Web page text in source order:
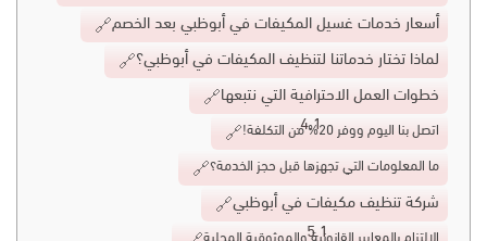
أسعار خدمات غسيل المكيفات في أبوظبي بعد الخصم
لماذا تختار خدماتنا لتنظيف المكيفات في أبوظبي؟
خطوات العمل الاحترافية التي نتبعها
اتصل بنا اليوم ووفر 20% من التكلفة!
ما المعلومات التي تجهزها قبل حجز الخدمة؟
شركة تنظيف مكيفات في أبوظبي